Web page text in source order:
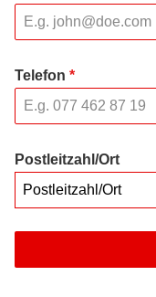
Telefon *
Postleitzahl/Ort
Postleitzahl/Ort